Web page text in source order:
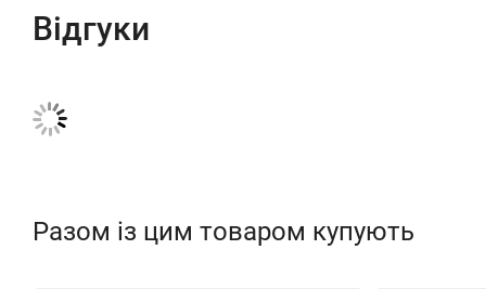
Відгуки
Разом із цим товаром купують